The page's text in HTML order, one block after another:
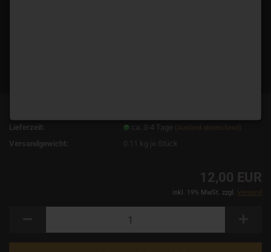
Lieferzeit:
ca. 3-4 Tage (Ausland abweichend)
Versandgewicht: 0.11 kg je Stück
12,00 EUR
inkl. 19% MwSt. zzgl. Versand